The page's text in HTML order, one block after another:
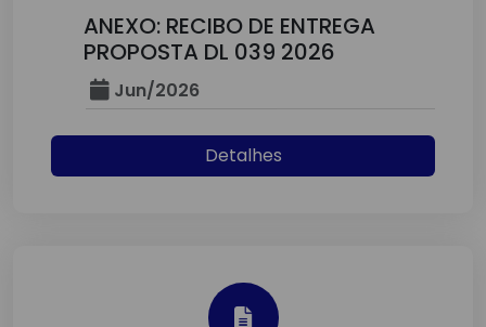
ANEXO: RECIBO DE ENTREGA
PROPOSTA DL 039 2026
Jun/2026
Detalhes